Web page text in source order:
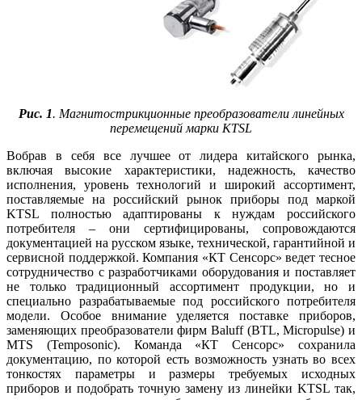
Рис. 1. Магнитострикционные преобразователи линейных
перемещений марки KTSL
Вобрав в себя все лучшее от лидера китайского рынка,
включая высокие характеристики, надежность, качество
исполнения, уровень технологий и широкий ассортимент,
поставляемые на российский рынок приборы под маркой
KTSL полностью адаптированы к нуждам российского
потребителя – они сертифицированы, сопровождаются
документацией на русском языке, технической, гарантийной и
сервисной поддержкой. Компания «КТ Сенсорс» ведет тесное
сотрудничество с разработчиками оборудования и поставляет
не только традиционный ассортимент продукции, но и
специально разрабатываемые под российского потребителя
модели. Особое внимание уделяется поставке приборов,
заменяющих преобразователи фирм Ba­luff (BTL, Mic­ro­pul­se) и
MTS (Tem­po­so­nic). Команда «КТ Сенсорс» сохранила
документацию, по которой есть возможность узнать во всех
тонкостях параметры и размеры требуемых исходных
приборов и подобрать точную замену из линейки KTSL так,